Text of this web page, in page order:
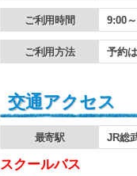
ご利用時間 9:00
ご利用方法 予約
交通アクセス
最寄駅 JR総
スクールバス